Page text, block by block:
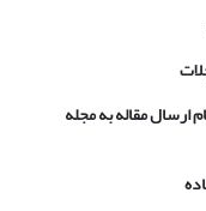
مقاله به مجله